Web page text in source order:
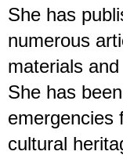
She has
numerous
materials
She has
emergencies
cultural